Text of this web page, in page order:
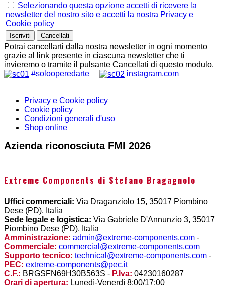
Selezionando questa opzione accetti di ricevere la
newsletter del nostro sito e accetti la nostra Privacy e
Cookie policy
Potrai cancellarti dalla nostra newsletter in ogni momento
grazie al link presente in ciascuna newsletter che ti
invieremo o tramite il pulsante Cancellati di questo modulo.
#solooperedarte
instagram.com
Privacy e Cookie policy
Cookie policy
Condizioni generali d'uso
Shop online
Azienda riconosciuta FMI 2026
Extreme Components di Stefano Bragagnolo
Uffici commerciali: Via Draganziolo 15, 35017 Piombino
Dese (PD), Italia
Sede legale e logistica: Via Gabriele D'Annunzio 3, 35017
Piombino Dese (PD), Italia
Amministrazione: admin@extreme-components.com -
Commerciale: commercial@extreme-components.com
Supporto tecnico: technical@extreme-components.com -
PEC: extreme-components@pec.it
C.F.: BRGSFN69H30B563S - P.Iva: 04230160287
Orari di apertura: Lunedì-Venerdì 8:00/17:00